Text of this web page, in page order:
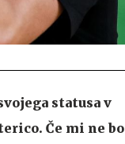
statusa v
Če mi ne bo